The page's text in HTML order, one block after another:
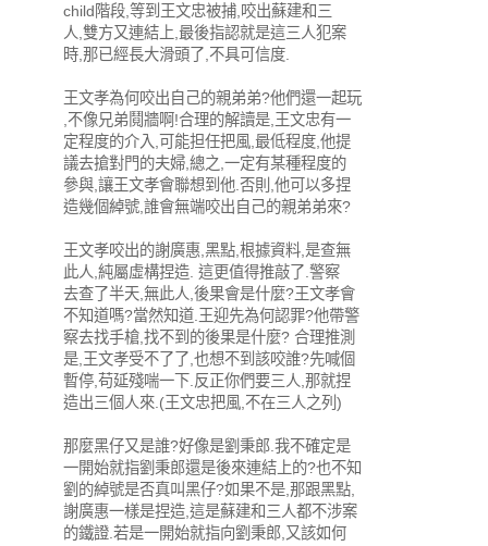
child階段,等到王文忠被捕,咬出蘇建和三
人,雙方又連結上,最後指認就是這三人犯案
時,那已經長大滑頭了,不具可信度.
王文孝為何咬出自己的親弟弟?他們還一起玩
,不像兄弟鬩牆啊!合理的解讀是,王文忠有一
定程度的介入,可能担任把風,最低程度,他提
議去搶對門的夫婦,總之,一定有某種程度的
參與,讓王文孝會聯想到他.否則,他可以多捏
造幾個綽號,誰會無端咬出自己的親弟弟來?
王文孝咬出的謝廣惠,黑點,根據資料,是查無
此人,純屬虛構捏造. 這更值得推敲了.警察
去查了半天,無此人,後果會是什麼?王文孝會
不知道嗎?當然知道.王迎先為何認罪?他帶警
察去找手槍,找不到的後果是什麼? 合理推測
是,王文孝受不了了,也想不到該咬誰?先喊個
暫停,苟延殘喘一下.反正你們要三人,那就捏
造出三個人來.(王文忠把風,不在三人之列)
那麼黑仔又是誰?好像是劉秉郎.我不確定是
一開始就指劉秉郎還是後來連結上的?也不知
劉的綽號是否真叫黑仔?如果不是,那跟黑點,
謝廣惠一樣是捏造,這是蘇建和三人都不涉案
的鐵證.若是一開始就指向劉秉郎,又該如何